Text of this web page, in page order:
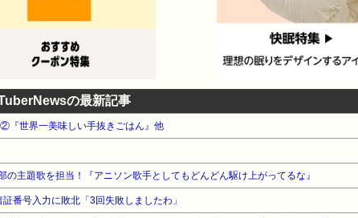
の最新記事
②『世界一美味しい手抜きごはん』他
主題歌を担当！『アニソン歌手としてもどんどん駆け上がってるな』
番号入力に敗北「3回失敗しましたわ」